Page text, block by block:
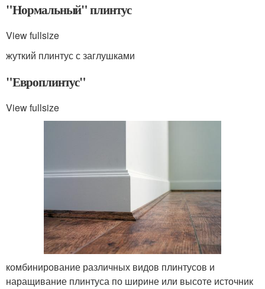
"Нормальный" плинтус
View fullsize
жуткий плинтус с заглушками
"Европлинтус"
View fullsize
комбинирование различных видов плинтусов и
наращивание плинтуса по ширине или высоте источник